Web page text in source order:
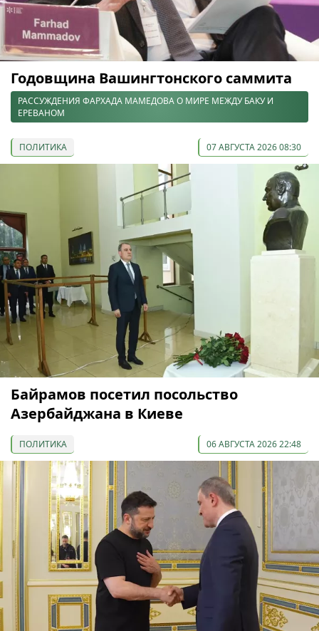
Годовщина Вашингтонского саммита
РАССУЖДЕНИЯ ФАРХАДА МАМЕДОВА О МИРЕ МЕЖДУ БАКУ И
ЕРЕВАНОМ
ПОЛИТИКА 07 АВГУСТА 2026 08:30
Байрамов посетил посольство
Азербайджана в Киеве
ПОЛИТИКА 06 АВГУСТА 2026 22:48